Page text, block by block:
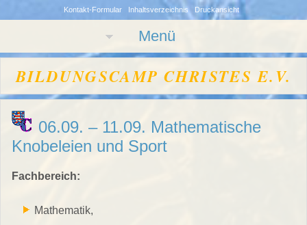
Kontakt-Formular Inhaltsverzeichnis Druckansicht
Menü
BILDUNGSCAMP CHRISTES E.V.
06.09. – 11.09. Mathematische
Knobeleien und Sport
Fachbereich:
Mathematik,